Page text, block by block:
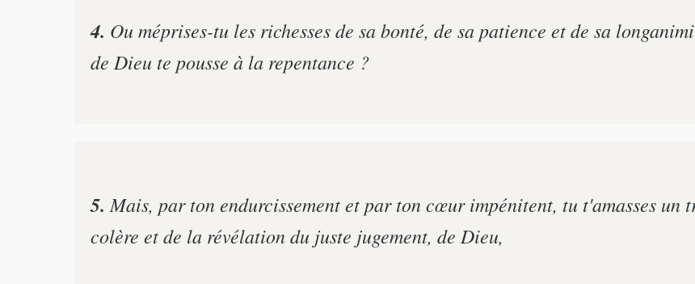
4. Ou méprises-tu les richesses de sa bonté, de sa patience et de sa
de Dieu te pousse à la repentance ?
5. Mais, par ton endurcissement et par ton cœur impénitent, tu t'amasses un
colère et de la révélation du juste jugement, de Dieu,